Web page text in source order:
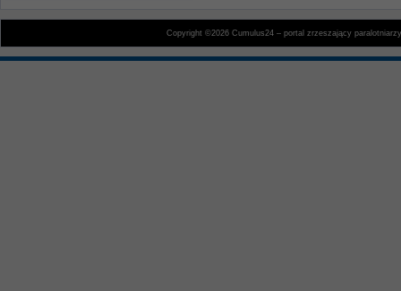
Copyright ©2026 Cumulus24 – portal zrzeszający